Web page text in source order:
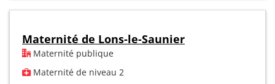
Maternité de Lons-le-Saunier
Maternité publique
Maternité de niveau 2